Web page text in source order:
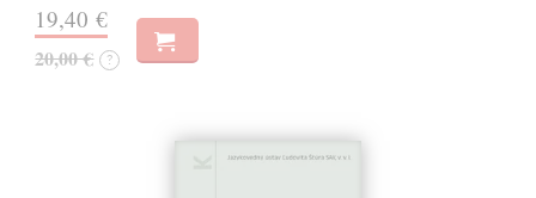
19,40 €
20,00 € ?